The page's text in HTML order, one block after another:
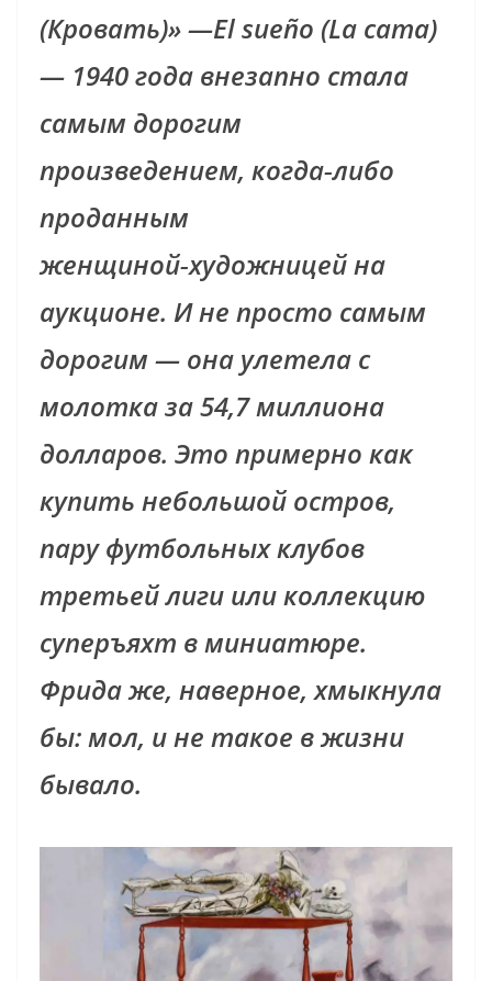
(Кровать)» —El sueño (La cama)
— 1940 года внезапно стала
самым дорогим
произведением, когда‑либо
проданным
женщиной‑художницей на
аукционе. И не просто самым
дорогим — она улетела с
молотка за 54,7 миллиона
долларов. Это примерно как
купить небольшой остров,
пару футбольных клубов
третьей лиги или коллекцию
суперъяхт в миниатюре.
Фрида же, наверное, хмыкнула
бы: мол, и не такое в жизни
бывало.